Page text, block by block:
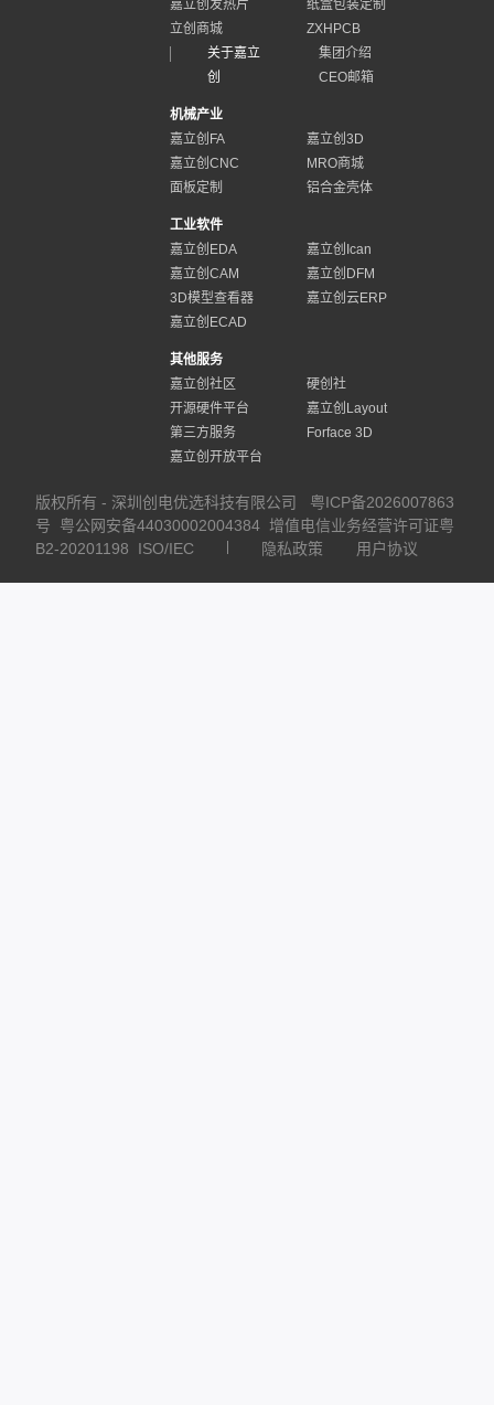
嘉立创发热片
纸盒包装定制
立创商城
ZXHPCB
关于嘉立
创
集团介绍
CEO邮箱
机械产业
嘉立创FA
嘉立创3D
嘉立创CNC
MRO商城
面板定制
铝合金壳体
工业软件
嘉立创EDA
嘉立创Ican
嘉立创CAM
嘉立创DFM
3D模型查看器
嘉立创云ERP
嘉立创ECAD
其他服务
嘉立创社区
硬创社
开源硬件平台
嘉立创Layout
第三方服务
Forface 3D
嘉立创开放平台
版权所有 - 深圳创电优选科技有限公司
粤ICP备2026007863
号
粤公网安备44030002004384 增值电信业务经营许可证粤
B2-20201198
ISO/IEC 隐私政策 用户协议